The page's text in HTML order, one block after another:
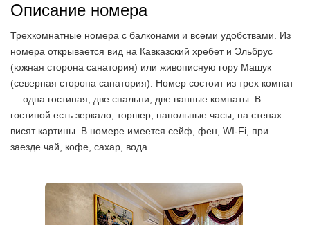
Описание номера
Трехкомнатные номера с балконами и всеми удобствами. Из
номера открывается вид на Кавказский хребет и Эльбрус
(южная сторона санатория) или живописную гору Машук
(северная сторона санатория). Номер состоит из трех комнат
— одна гостиная, две спальни, две ванные комнаты. В
гостиной есть зеркало, торшер, напольные часы, на стенах
висят картины. В номере имеется сейф, фен, WI-Fi, при
заезде чай, кофе, сахар, вода.